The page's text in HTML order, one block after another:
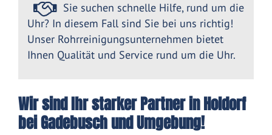
Sie suchen schnelle Hilfe, rund um die
Uhr? In diesem Fall sind Sie bei uns richtig!
Unser Rohrreinigungsunternehmen bietet
Ihnen Qualität und Service rund um die Uhr.
Wir sind Ihr starker Partner in Holdorf
bei Gadebusch und Umgebung!